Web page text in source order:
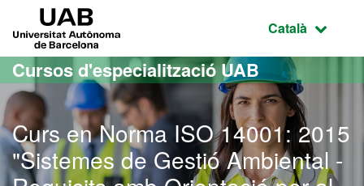
Ves al contingut principal
Ves a la navegació de la pàgina
Idioma
Català
Cursos d'especialització UAB
Curs en Norma ISO 14001: 2015
"Sistemes de Gestió Ambiental -